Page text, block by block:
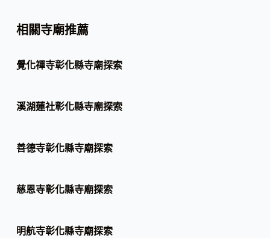
相關寺廟推薦
覺化禪寺彰化縣寺廟探索
溪湖蓮社彰化縣寺廟探索
善德寺彰化縣寺廟探索
慈恩寺彰化縣寺廟探索
明航寺彰化縣寺廟探索